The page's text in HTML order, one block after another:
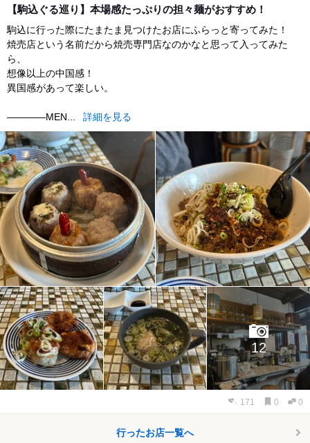
【駒込ぐる巡り】本場感たっぷりの担々麺がおすすめ！
駒込に行った際にたまたま見つけたお店にふらっと寄ってみた！
焼売店という名前だから焼売専門店なのかなと思って入ってみた
ら、
想像以上の中国感！
異国感があって楽しい。
————MEN... 詳細を見る
12
171 0 0
行ったお店一覧へ